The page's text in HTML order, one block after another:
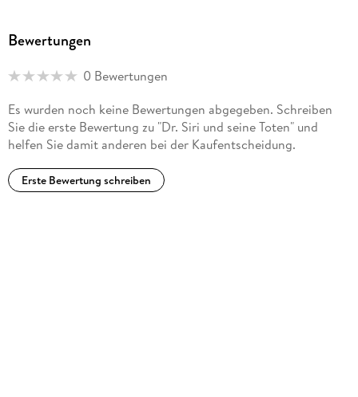
Bewertungen
0 Bewertungen
Es wurden noch keine Bewertungen abgegeben. Schreiben
Sie die erste Bewertung zu "Dr. Siri und seine Toten" und
helfen Sie damit anderen bei der Kaufentscheidung.
Erste Bewertung schreiben